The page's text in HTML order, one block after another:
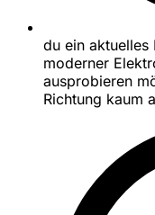
du ein
moderner
ausprobieren
Richtung kaum